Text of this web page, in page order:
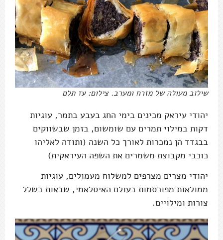
שילוב מעולה של מזרח ומערב. צילום: עז תלם
יהודי עיראק מכינים בימי החג בעבע בתמר, עוגיות
דקות במילוי תמרים עם שומשום, בזמן שבשווקים
בבגדד הן נמכרות לאורך כל השנה (ותודה לאליהו
כוכבי מקבוצת משמרים את השפה העיראקית)
יהודי מצרים מצרפים למשלוח מעמולים, עוגיות
ממולאות מפורסמות בעולם האיסלאמי, שבאות בשלל
צורות ומילויים.